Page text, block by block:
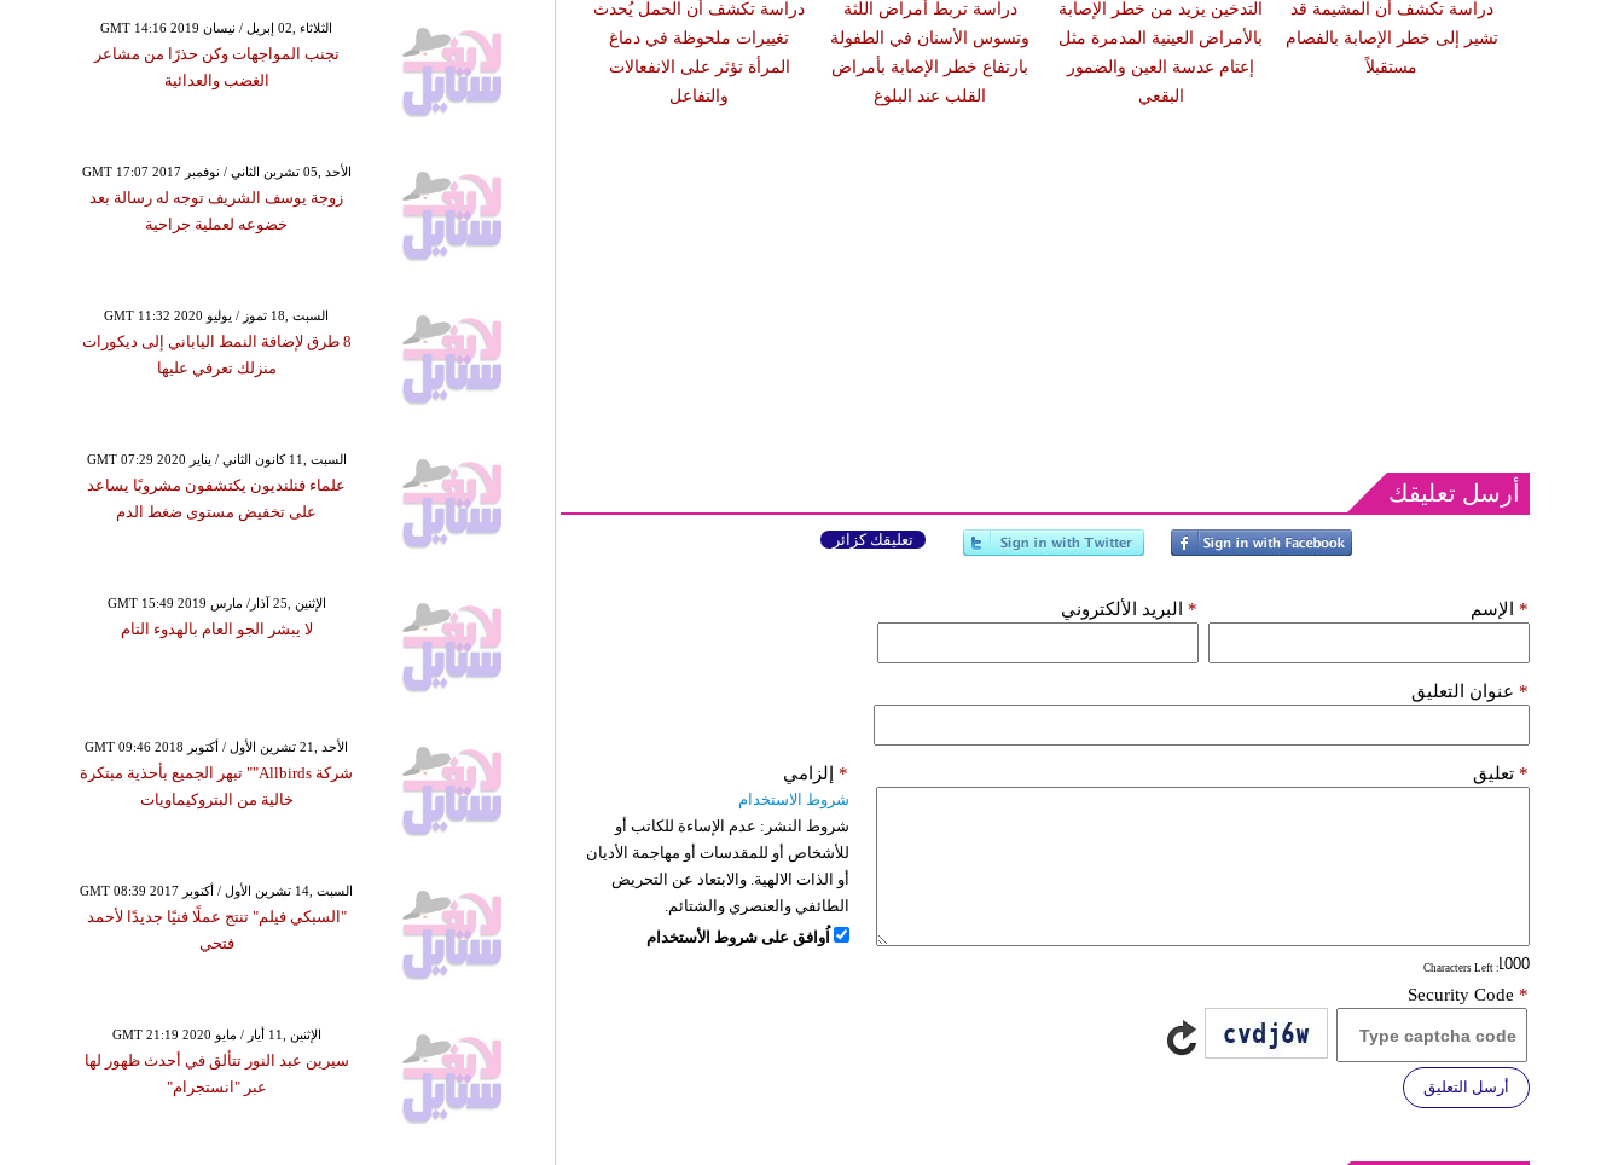
دراسة تكشف أن الحمل يُحدث
تغييرات ملحوظة في دماغ
المرأة تؤثر على الانفعالات
والتفاعل
دراسة تربط أمراض اللثة
وتسوس الأسنان في الطفولة
بارتفاع خطر الإصابة بأمراض
القلب عند البلوغ
التدخين يزيد من خطر الإصابة
بالأمراض العينية المدمرة مثل
إعتام عدسة العين والضمور
البقعي
دراسة تكشف أن المشيمة قد
تشير إلى خطر الإصابة بالفصام
مستقبلاً
أرسل تعليقك
تعليقك كزائر
الإسم * البريد الألكتروني *
عنوان التعليق *
تعليق *
: Characters Left
إلزامي *
شروط الاستخدام
شروط النشر: عدم الإساءة للكاتب أو
للأشخاص أو للمقدسات أو مهاجمة الأديان
أو الذات الالهية. والابتعاد عن التحريض
الطائفي والعنصري والشتائم.
اُوافق على شروط الأستخدام
Security Code *
أرسل التعليق
GMT 14:16 2019 الثلاثاء ,02 إبريل / نيسان
تجنب المواجهات وكن حذرًا من مشاعر
الغضب والعدائية
GMT 17:07 2017 الأحد ,05 تشرين الثاني / نوفمبر
زوجة يوسف الشريف توجه له رسالة بعد
خضوعه لعملية جراحية
GMT 11:32 2020 السبت ,18 تموز / يوليو
8 طرق لإضافة النمط الياباني إلى ديكورات
منزلك تعرفي عليها
GMT 07:29 2020 السبت ,11 كانون الثاني / يناير
علماء فنلنديون يكتشفون مشروبًا يساعد
على تخفيض مستوى ضغط الدم
GMT 15:49 2019 الإثنين ,25 آذار/ مارس
لا يبشر الجو العام بالهدوء التام
GMT 09:46 2018 الأحد ,21 تشرين الأول / أكتوبر
شركة Allbirds"" تبهر الجميع بأحذية مبتكرة
خالية من البتروكيماويات
GMT 08:39 2017 السبت ,14 تشرين الأول / أكتوبر
"السبكي فيلم" تنتج عملًا فنيًا جديدًا لأحمد
فتحي
GMT 21:19 2020 الإثنين ,11 أيار / مايو
سيرين عبد النور تتألق في أحدث ظهور لها
عبر "انستجرام"